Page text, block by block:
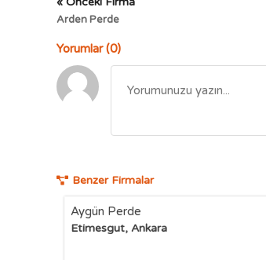
Arden Perde
Yorumlar (0)
Benzer Firmalar
Aygün Perde
Etimesgut, Ankara